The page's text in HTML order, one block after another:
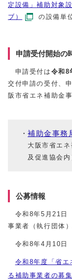
定設備」補助対象
ブ）
の設備単
申請受付開始の
申請受付は 令和8
交付申請の受付、
阪市省エネ補助金
補助金事務
大阪市省エ
及促進協会内
公募情報
令和8年5月21日
事業者（執行団体
令和8年4月10日
令和8年度「省エ
る補助事業者の募